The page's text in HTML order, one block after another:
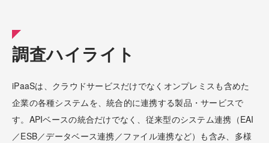
調査ハイライト
iPaaSは、クラウドサービスだけでなくオンプレミスも含めた
企業の各種システムを、統合的に連携する製品・サービスで
す。APIベースの統合だけでなく、従来型のシステム連携（EAI
／ESB／データベース連携／ファイル連携など）も含み、多様